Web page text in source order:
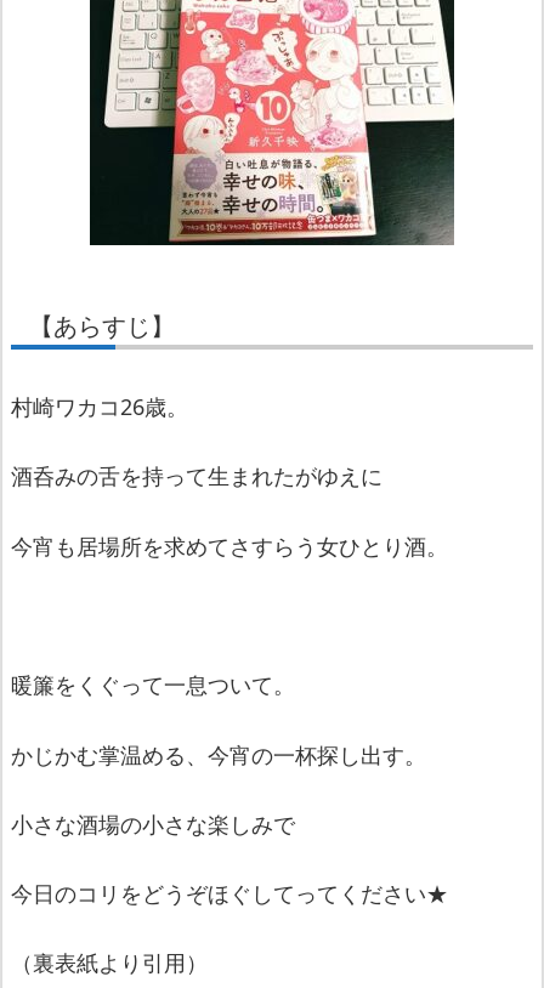
【あらすじ】
村崎ワカコ26歳。
酒呑みの舌を持って生まれたがゆえに
今宵も居場所を求めてさすらう女ひとり酒。
暖簾をくぐって一息ついて。
かじかむ掌温める、今宵の一杯探し出す。
小さな酒場の小さな楽しみで
今日のコリをどうぞほぐしてってください★
（裏表紙より引用）